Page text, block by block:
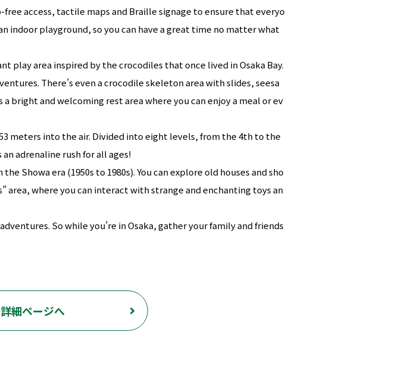
access, tactile maps and Braille signage to ensure that everyo
indoor playground, so you can have a great time no matter what
play area inspired by the crocodiles that once lived in Osaka Bay.
There’s even a crocodile skeleton area with slides, seesa
bright and welcoming rest area where you can enjoy a meal or ev
meters into the air. Divided into eight levels, from the 4th to the
adrenaline rush for all ages!
Showa era (1950s to 1980s). You can explore old houses and sho
area, where you can interact with strange and enchanting toys an
So while you’re in Osaka, gather your family and friends
細ページへ